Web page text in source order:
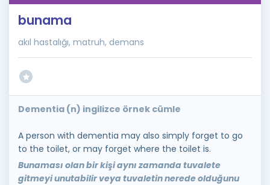
İngilizce Gramer
bunama
akıl hastalığı, matruh, demans
Dementia (n) ingilizce örnek cümle
A person with dementia may also simply forget to go
to the toilet, or may forget where the toilet is.
Bunaması olan bir kişi aynı zamanda tuvalete
gitmeyi unutabilir veya tuvaletin nerede olduğunu